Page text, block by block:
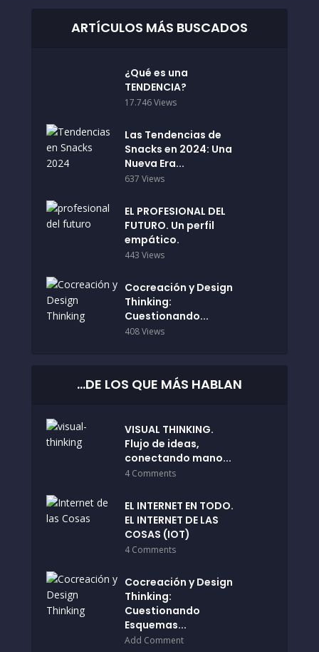
ARTÍCULOS MÁS BUSCADOS
¿Qué es una
TENDENCIA?
17.746 Views
Las Tendencias de
Snacks en 2024: Una
Nueva Era...
637 Views
EL PROFESIONAL DEL
FUTURO. Un perfil
empático.
443 Views
Cocreación y Design
Thinking:
Cuestionando...
408 Views
…DE LOS QUE MÁS HABLAN
VISUAL THINKING.
Flujo de ideas,
conectando mano...
4 Comments
EL INTERNET EN TODO.
EL INTERNET DE LAS
COSAS (IOT)
4 Comments
Cocreación y Design
Thinking:
Cuestionando
Esquemas...
Add Comment